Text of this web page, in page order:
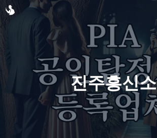
Skip
to
진주흥신소